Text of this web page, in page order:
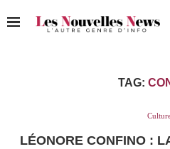
TAG:
LÉONORE CONFINO :